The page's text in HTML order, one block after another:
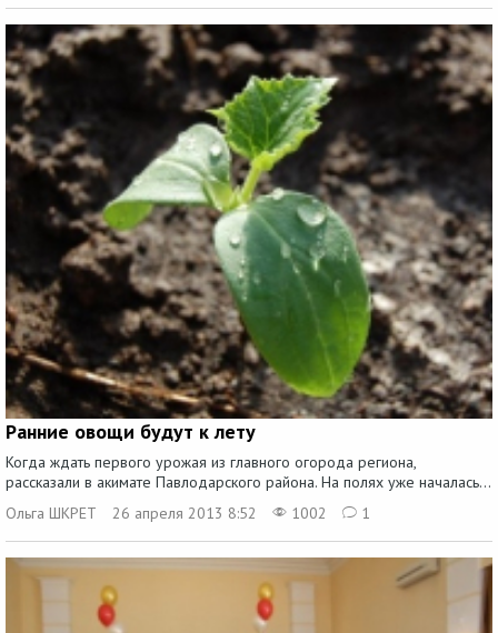
Ранние овощи будут к лету
Когда ждать первого урожая из главного огорода региона,
рассказали в акимате Павлодарского района. На полях уже началась...
Ольга ШКРЕТ
26 апреля 2013 8:52 1002 1